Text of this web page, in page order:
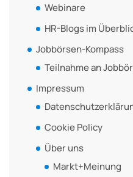
Webinare
HR-Blogs im
Jobbörsen-Kompass
Teilnahme an
Impressum
Cookie Policy
Über uns
Markt+Meinung